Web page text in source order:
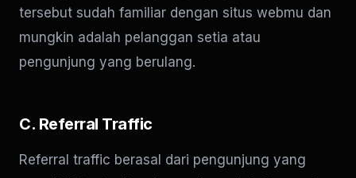
tersebut sudah familiar dengan situs webmu dan
mungkin adalah pelanggan setia atau
pengunjung yang berulang.
C. Referral Traffic
Referral traffic berasal dari pengunjung yang